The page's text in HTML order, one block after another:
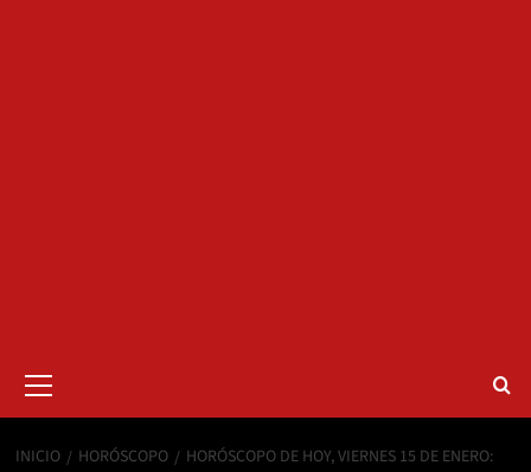
primario
INICIO HORÓSCOPO
HORÓSCOPO DE HOY, VIERNES 15 DE ENERO: